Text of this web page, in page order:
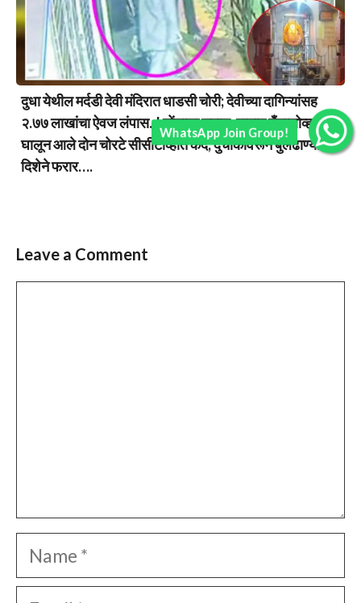
दुधा येथील मर्दडी देवी मंदिरात धाडसी चोरी; देवीच्या दागिन्यांसह
२.७७ लाखांचा ऐवज लंपास..! तोंडाला रुमाल, हातात हँडग्लोव्हज
घालून आले दोन चोरटे सीसीटीव्हीत कैद; दुचाकीवरून बुलढाण्याच्या
दिशेने फरार….
Leave a Comment
Name
WhatsApp Join Group!